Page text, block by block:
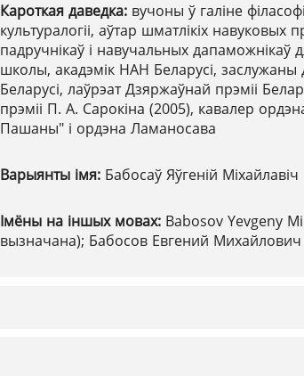
Кароткая даведка: вучоны ў галіне
культуралогіі, аўтар шматлікіх навуковых
падручнікаў і навучальных
школы, акадэмік НАН Беларусі, заслужаны
Беларусі, лаўрэат Дзяржаўнай прэміі
прэміі П. А. Сарокіна (2005), кавалер
Пашаны" і ордэна Ламаносава
Варыянты імя: Бабосаў Яўгеній Міхайлавіч
Імёны на іншых мовах: Babosov Yevgeny
вызначана); Бабосов Евгений Михайлович